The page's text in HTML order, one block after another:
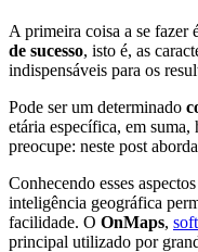
A primeira coisa a se fazer
de sucesso, isto é, as
indispensáveis para os
Pode ser um determinado
etária específica, em suma,
preocupe: neste post
Conhecendo esses aspectos
inteligência geográfica
facilidade. O OnMaps,
principal utilizado por